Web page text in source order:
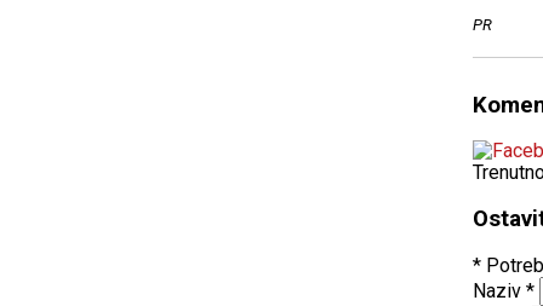
PR
*
Naziv *